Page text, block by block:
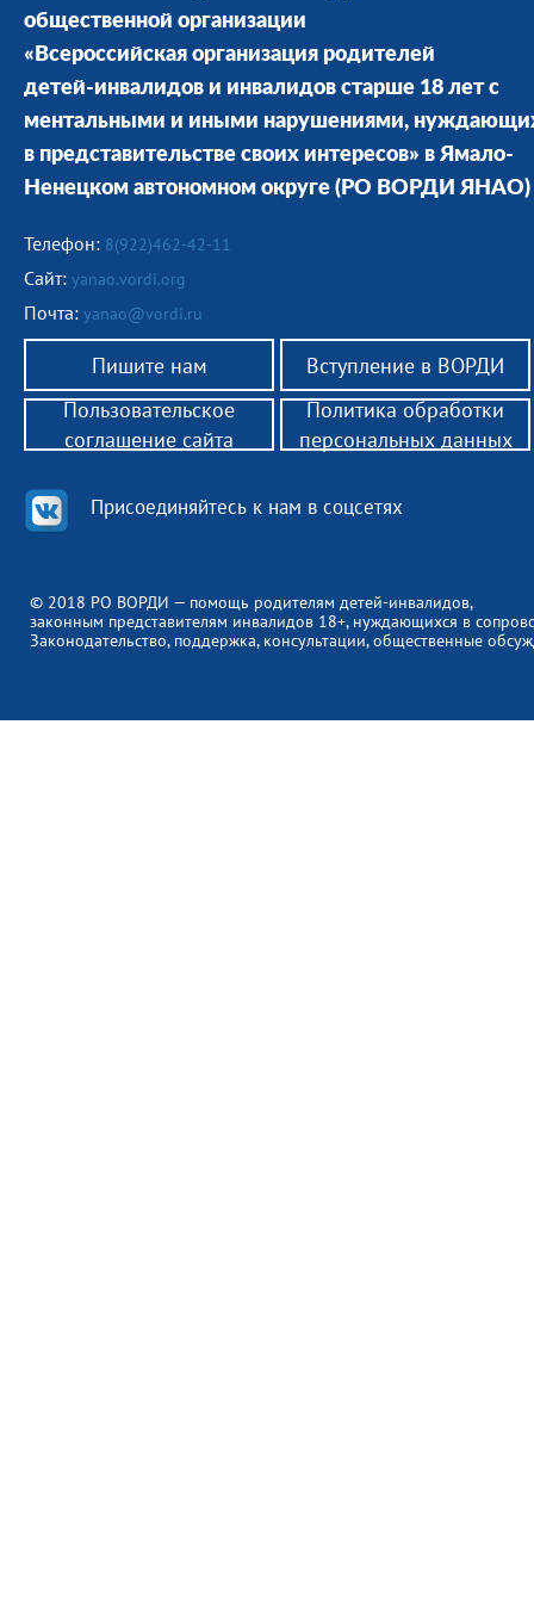
общественной организации
«Всероссийская организация родителей
детей-инвалидов и инвалидов старше 18 лет с
ментальными и иными нарушениями,
в представительстве своих интересов» в Ямало-
Ненецком автономном округе (РО ВОРДИ ЯНАО)
Телефон: 8(922)462-42-11
Сайт: yanao.vordi.org
Почта: yanao@vordi.ru
Пишите нам Вступление в ВОРДИ
© 2018 РО ВОРДИ — помощь родителям детей-инвалидов,
законным представителям инвалидов 18+, нуждающихся в
Законодательство, поддержка, консультации, общественные
Присоединяйтесь к нам в соцсетях
Пользовательское
соглашение сайта
Политика обработки
персональных данных